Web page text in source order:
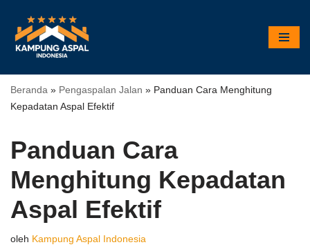
Lompat
ke
Beranda » Pengaspalan Jalan » Panduan Cara Menghitung
Kepadatan Aspal Efektif
Panduan Cara
Menghitung Kepadatan
Aspal Efektif
oleh Kampung Aspal Indonesia